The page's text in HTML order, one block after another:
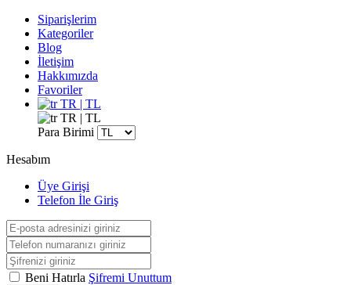
Siparişlerim
Kategoriler
Blog
İletişim
Hakkımızda
Favoriler
TR | TL
TR | TL
Para Birimi
Hesabım
Üye Girişi
Telefon İle Giriş
Beni Hatırla Şifremi Unuttum